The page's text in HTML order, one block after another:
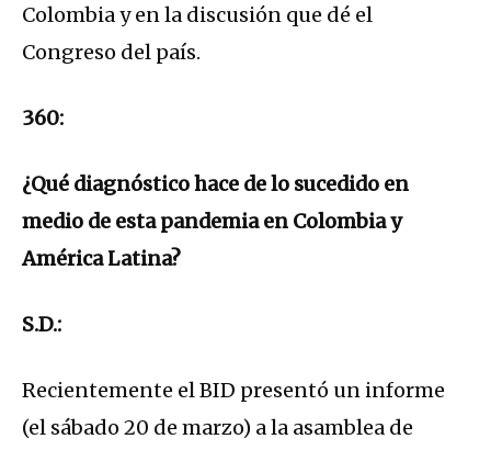
Colombia y en la discusión que dé el
Congreso del país.
360:
¿Qué diagnóstico hace de lo sucedido en
medio de esta pandemia en Colombia y
América Latina?
S.D.:
Recientemente el BID presentó un informe
(el sábado 20 de marzo) a la asamblea de